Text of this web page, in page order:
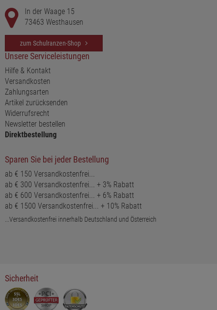
In der Waage 15
73463 Westhausen
zum Schulranzen-Shop
Unsere Serviceleistungen
Hilfe & Kontakt
Versandkosten
Zahlungsarten
Artikel zurücksenden
Widerrufsrecht
Newsletter bestellen
Direktbestellung
Sparen Sie bei jeder Bestellung
ab € 150 Versandkostenfrei...
ab € 300 Versandkostenfrei... + 3% Rabatt
ab € 600 Versandkostenfrei... + 6% Rabatt
ab € 1500 Versandkostenfrei... + 10% Rabatt
...Versandkostenfrei innerhalb Deutschland und Österreich
Sicherheit